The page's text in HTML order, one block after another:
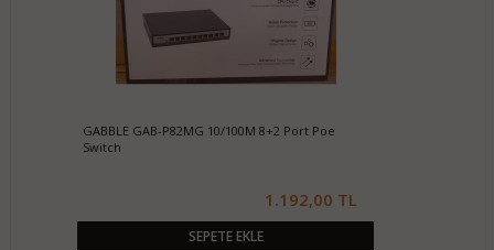
GABBLE GAB-P82MG 10/100M 8+2 Port Poe
Switch
1.192,00 TL
SEPETE EKLE